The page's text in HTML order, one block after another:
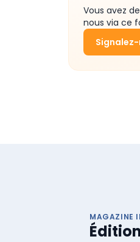
Vous avez
nous via ce
MAGAZINE